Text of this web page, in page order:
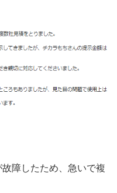
故障したため、急いで複